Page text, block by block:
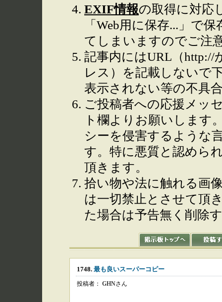
EXIF情報の取得に対応
「Web用に保存...」で
てしまいますのでご注
記事内にはURL（
レス）を記載しないで
表示されない等の不具
ご投稿者への応援メッ
ト欄よりお願いします
シーを侵害するような
す。特に悪質と認めら
頂きます。
拾い物や法に触れる画
は一切禁止とさせて頂
た場合は予告無く削除
1748. 最も良いスーパーコピー
投稿者： GHNさん